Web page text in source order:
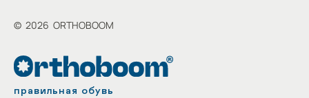
© 2026 ORTHOBOOM
правильная обувь